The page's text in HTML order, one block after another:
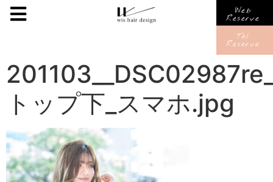
Web
Reserve
Tel
Reserve
トップ下_スマホ.jpg